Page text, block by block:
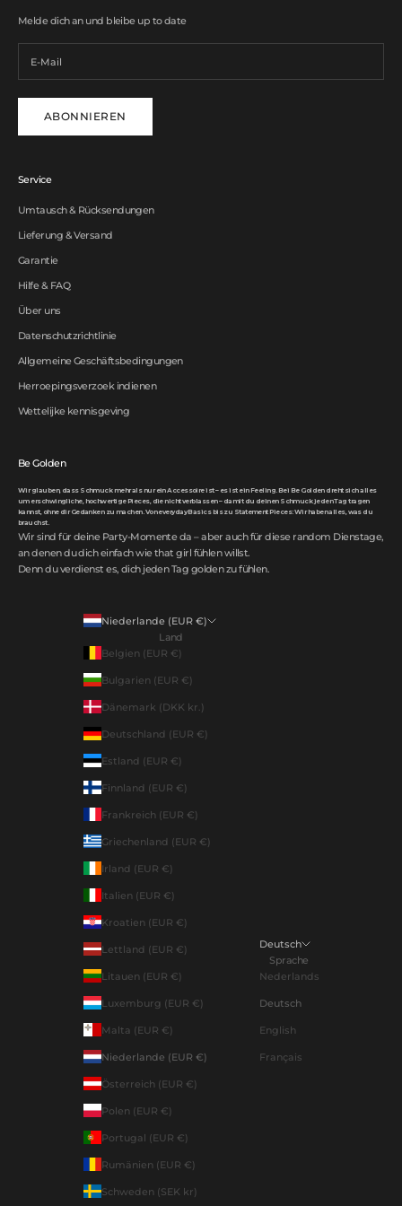
Melde dich an und bleibe up to date
ABONNIEREN
Service
Umtausch & Rücksendungen
Lieferung & Versand
Garantie
Hilfe & FAQ
Über uns
Datenschutzrichtlinie
Allgemeine Geschäftsbedingungen
Herroepingsverzoek indienen
Wettelijke kennisgeving
Be Golden
Wir glauben, dass Schmuck mehr als nur ein Accessoire ist – es ist ein Feeling. Bei Be Golden dreht sich alles
um erschwingliche, hochwertige Pieces, die nicht verblassen – damit du deinen Schmuck jeden Tag tragen
kannst, ohne dir Gedanken zu machen. Von everyday Basics bis zu Statement Pieces: Wir haben alles, was du
brauchst.
Wir sind für deine Party-Momente da – aber auch für diese random Dienstage,
an denen du dich einfach wie that girl fühlen willst.
Denn du verdienst es, dich jeden Tag golden zu fühlen.
Niederlande (EUR €)
Land
Belgien (EUR €)
Bulgarien (EUR €)
Dänemark (DKK kr.)
Deutschland (EUR €)
Estland (EUR €)
Finnland (EUR €)
Frankreich (EUR €)
Griechenland (EUR €)
Irland (EUR €)
Italien (EUR €)
Kroatien (EUR €)
Lettland (EUR €)
Litauen (EUR €)
Luxemburg (EUR €)
Malta (EUR €)
Niederlande (EUR €)
Österreich (EUR €)
Polen (EUR €)
Portugal (EUR €)
Rumänien (EUR €)
Schweden (SEK kr)
Deutsch
Sprache
Nederlands
Deutsch
English
Français